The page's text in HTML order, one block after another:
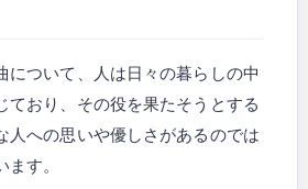
について、人は日々の暮らしの中
ており、その役を果たそうとする
人への思いや優しさがあるのでは
す。